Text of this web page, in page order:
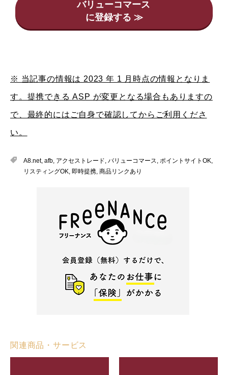
バリューコマース
※ 当記事の情報は 2023 年 1 月時点の情報となりま
す。提携できる ASP が変更となる場合もありますの
で、最終的にはご自身で確認してからご利用くださ
い。
A8.net, afb, アクセストレード, バリューコマース, ポイントサイトOK,
リスティングOK, 即時提携, 商品リンクあり
関連商品・サービス